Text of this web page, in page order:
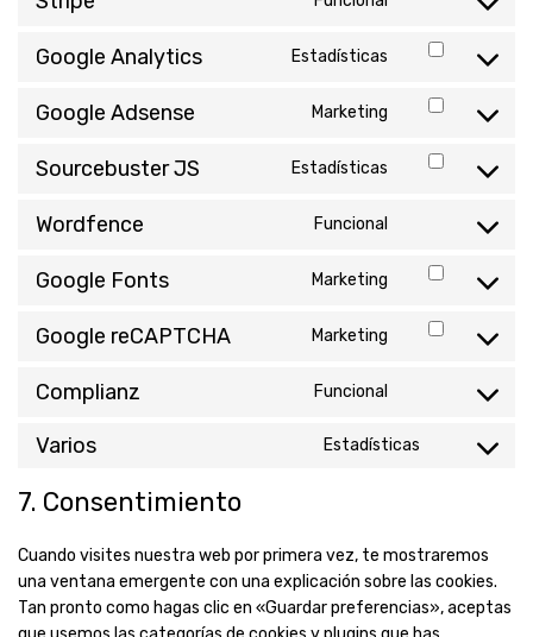
service
Google Analytics Estadísticas
service
analytics
Google Adsense Marketing
service
Sourcebuster JS Estadísticas
Wordfence Funcional
service
Google Fonts Marketing
service
Google reCAPTCHA Marketing
recaptcha
Complianz Funcional
service
Varios Estadísticas
Consent
7. Consentimiento
Cuando visites nuestra web por primera vez, te mostraremos
una ventana emergente con una explicación sobre las cookies.
Tan pronto como hagas clic en «Guardar preferencias», aceptas